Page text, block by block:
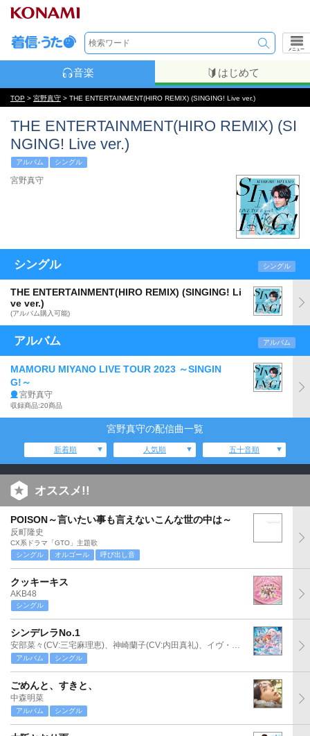
メニュー
音楽 はじめて
TOP > 宮野真守 > THE ENTERTAINMENT(HIRO REMIX) (SINGING! Live ver.)
THE ENTERTAINMENT(HIRO REMIX) (SI
NGING! Live ver.)
アルバム シングル
宮野真守
シングル シングル
THE ENTERTAINMENT(HIRO REMIX) (SINGING! Li
ve ver.)
(アルバム購入可能)
アルバム アルバム
MAMORU MIYANO LIVE TOUR 2023 ～SINGIN
G!～
宮野真守
収録商品:20商品
宮野真守の配信曲一覧
新着順 人気順 五十音順
オススメ!!
POISON～言いたい事も言えないこんな世の中は～
反町隆史
CX系ドラマ「GTO」主題歌
シングル
オルゴール 呼び出し音
クッキーキス
AKB48
シングル
シンデレラNo.1
安部菜々(CV:三宅麻理恵)、神崎蘭子(CV:内田真礼)、イヴ・サンタクロース(CV:松永あかね)
アルバム シングル
ごめんと、すきと、
中森明菜
アルバム シングル